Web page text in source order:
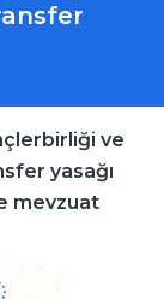
ve
yasağı
mevzuat